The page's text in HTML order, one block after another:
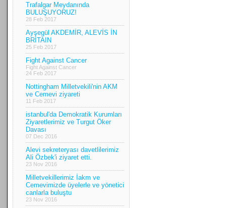
Trafalgar Meydanında
BULUŞUYORUZ!
28 Feb 2017
Ayşegül AKDEMİR, ALEVİS İN
BRİTAIN
25 Feb 2017
Fight Against Cancer
Fight Against Cancer
24 Feb 2017
Nottingham Milletvekili'nin AKM
ve Cemevi ziyareti
11 Feb 2017
istanbul'da Demokratik Kurumları
Ziyaretlerimiz ve Turgut Öker
Davası
07 Dec 2016
Alevi sekreteryası davetlilerimiz
Ali Özbek'i ziyaret etti.
23 Nov 2016
Milletvekillerimiz İakm ve
Cemevimizde üyelerle ve yönetici
canlarla buluştu
23 Nov 2016